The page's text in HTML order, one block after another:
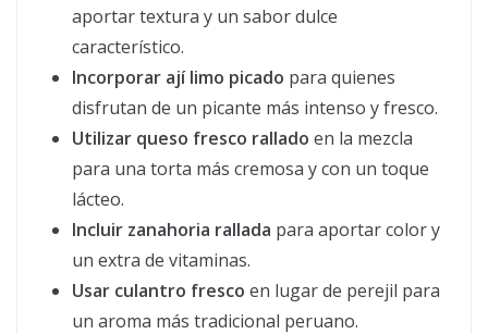
aportar textura y un sabor dulce
característico.
Incorporar ají limo picado para quienes
disfrutan de un picante más intenso y fresco.
Utilizar queso fresco rallado en la mezcla
para una torta más cremosa y con un toque
lácteo.
Incluir zanahoria rallada para aportar color y
un extra de vitaminas.
Usar culantro fresco en lugar de perejil para
un aroma más tradicional peruano.